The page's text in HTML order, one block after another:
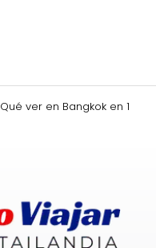
Qué ver en Bangkok en 1